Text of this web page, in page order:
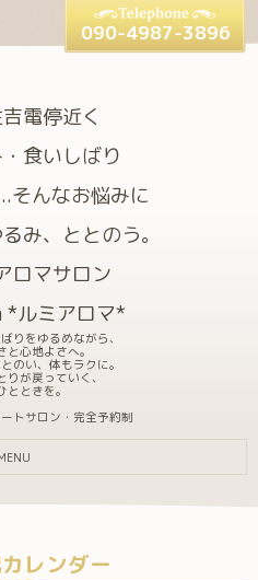
電停近く
食いしばり
そんなお悩みに
み、ととのう。
ロマサロン
*ルミアロマ*
りをゆるめながら、
と心地よさへ。
のい、体もラクに。
りが戻っていく、
とときを。
トサロン・完全予約制
090-4987-3896
レンダー